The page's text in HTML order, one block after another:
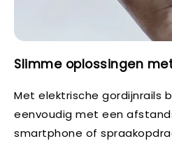
Slimme oplossingen
Met elektrische gordijnrails
eenvoudig met een
smartphone of